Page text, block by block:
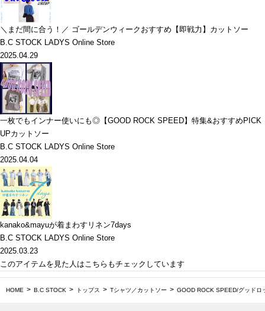
＼まだ間に合う！／ ゴールデンウィークおすすめ【即戦力】カットソー
B.C STOCK LADYS Online Store
2025.04.29
一枚でもインナー使いにも◎【GOOD ROCK SPEED】特集&おすすめPICK
UPカットソー
B.C STOCK LADYS Online Store
2025.04.04
kanako&mayuが着まわすリネン7days
B.C STOCK LADYS Online Store
2025.03.23
このアイテムを見た人はこちらもチェックしています
HOME B.C STOCK トップス Tシャツ／カットソー GOOD ROCK SPEED/グッドロ